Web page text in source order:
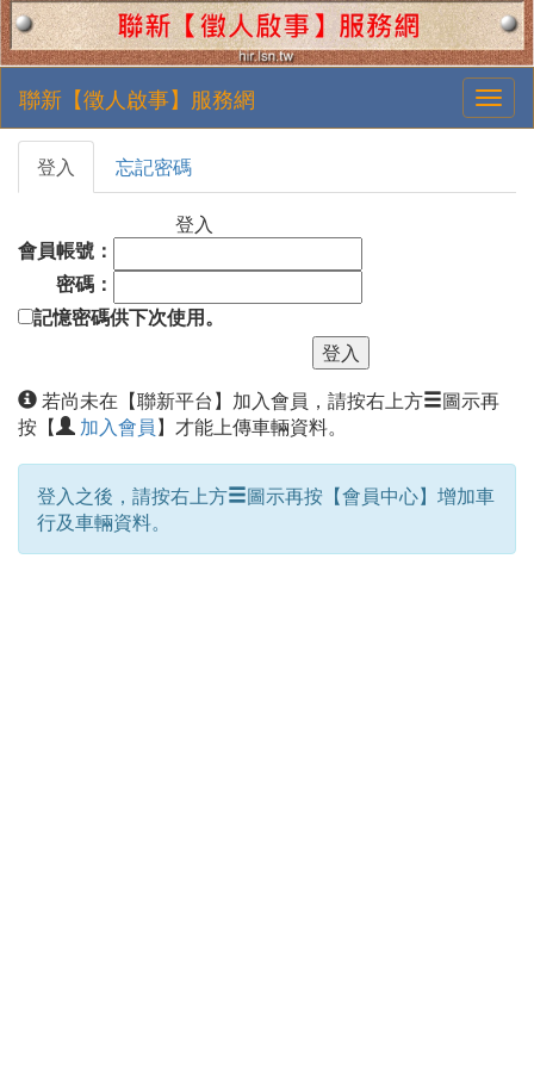
聯新【徵人啟事】服務網
登入 忘記密碼
登入
會員帳號：
密碼：
記憶密碼供下次使用。
若尚未在【聯新平台】加入會員，請按右上方
圖示再
按【
加入會員】才能上傳車輛資料。
登入之後，請按右上方
圖示再按【會員中心】增加車
行及車輛資料。